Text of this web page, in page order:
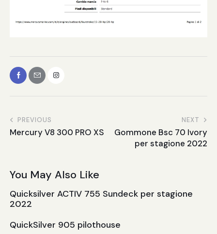
PREVIOUS
Mercury V8 300 PRO XS
NEXT
Gommone Bsc 70 Ivory
per stagione 2022
You May Also Like
Quicksilver ACTIV 755 Sundeck per stagione
2022
QuickSilver 905 pilothouse